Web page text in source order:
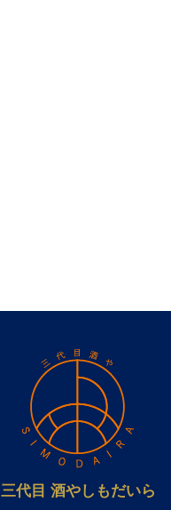
三代目 酒やしもだいら